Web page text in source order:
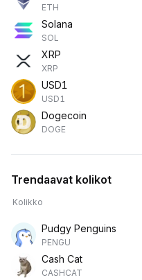
ETH
Solana
SOL
XRP
XRP
USD1
USD1
Dogecoin
DOGE
Trendaavat kolikot
Kolikko
Pudgy Penguins
PENGU
Cash Cat
CASHCAT